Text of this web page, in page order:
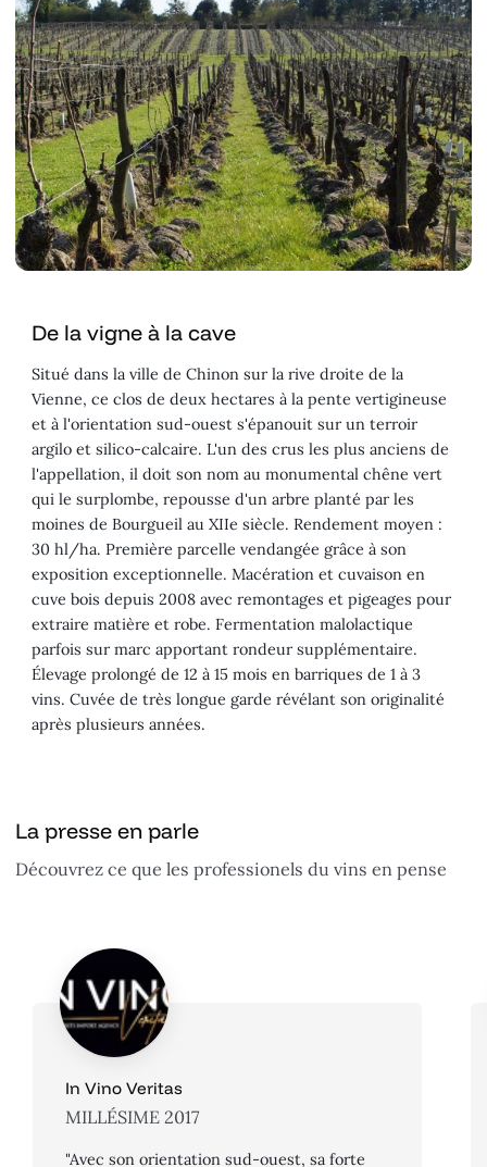
De la vigne à la cave
Situé dans la ville de Chinon sur la rive droite de la
Vienne, ce clos de deux hectares à la pente vertigineuse
et à l'orientation sud-ouest s'épanouit sur un terroir
argilo et silico-calcaire. L'un des crus les plus anciens de
l'appellation, il doit son nom au monumental chêne vert
qui le surplombe, repousse d'un arbre planté par les
moines de Bourgueil au XIIe siècle. Rendement moyen :
30 hl/ha. Première parcelle vendangée grâce à son
exposition exceptionnelle. Macération et cuvaison en
cuve bois depuis 2008 avec remontages et pigeages pour
extraire matière et robe. Fermentation malolactique
parfois sur marc apportant rondeur supplémentaire.
Élevage prolongé de 12 à 15 mois en barriques de 1 à 3
vins. Cuvée de très longue garde révélant son originalité
après plusieurs années.
La presse en parle
Découvrez ce que les professionels du vins en pense
In Vino Veritas
MILLÉSIME 2017
"Avec son orientation sud-ouest, sa forte